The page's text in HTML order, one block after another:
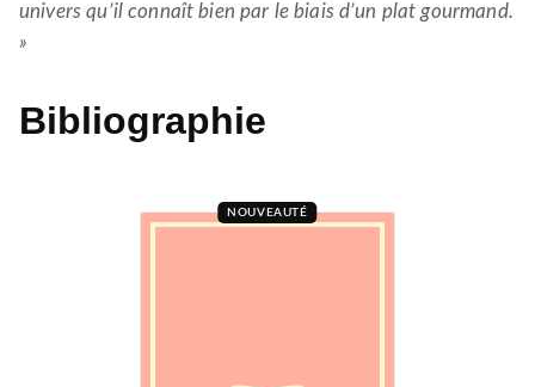
univers qu’il connaît bien par le biais d’un plat gourmand.
»
Bibliographie
NOUVEAUTÉ